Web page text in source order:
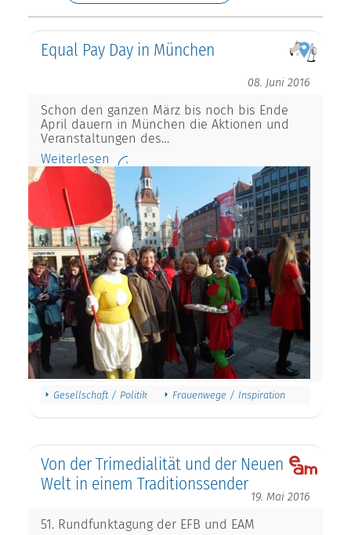
Equal Pay Day in München
08. Juni 2016
Schon den ganzen März bis noch bis Ende
April dauern in München die Aktionen und
Veranstaltungen des…
Weiterlesen
Gesellschaft / Politik Frauenwege / Inspiration
Von der Trimedialität und der Neuen
Welt in einem Traditionssender
19. Mai 2016
51. Rundfunktagung der EFB und EAM